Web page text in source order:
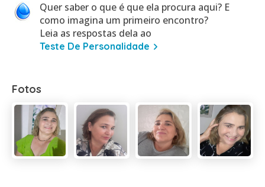
Quer saber o que é que ela procura aqui? E
como imagina um primeiro encontro?
Leia as respostas dela ao
Teste De Personalidade
Fotos